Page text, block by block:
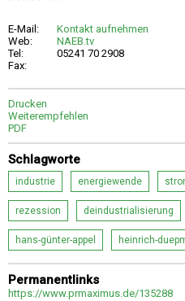
E-Mail:
Kontakt aufnehmen
Web:
NAEB.tv
Tel:
05241 70 2908
Fax:
Drucken
Weiterempfehlen
PDF
Schlagworte
industrie energiewende
rezession deindustrialisierung
hans-günter-appel heinrich-
Permanentlinks
https://www.prmaximus.de/135288